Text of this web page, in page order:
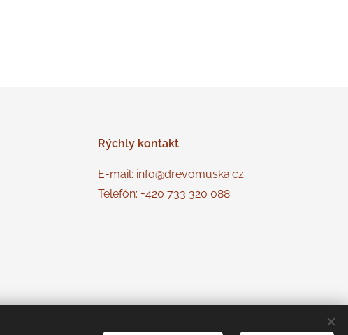
Rýchly kontakt
E-mail: info@drevomuska.cz
Telefón: +420 733 320 088